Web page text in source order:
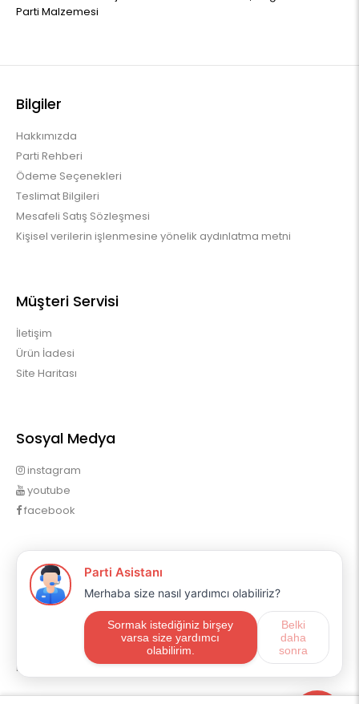
Parti Malzemesi
Bilgiler
Hakkımızda
Parti Rehberi
Ödeme Seçenekleri
Teslimat Bilgileri
Mesafeli Satış Sözleşmesi
Kişisel verilerin işlenmesine yönelik aydınlatma metni
Müşteri Servisi
İletişim
Ürün İadesi
Site Haritası
Sosyal Medya
instagram
youtube
facebook
Profilim
Profilim
Sipariş Geçmişim
Alışveriş Listem
Mail Aboneliği